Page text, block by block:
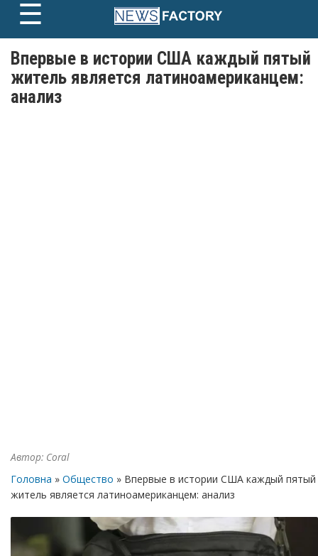
content
☰
Впервые в истории США каждый пятый
житель является латиноамериканцем:
анализ
Автор: Coral
Головна » Общество » Впервые в истории США каждый пятый
житель является латиноамериканцем: анализ